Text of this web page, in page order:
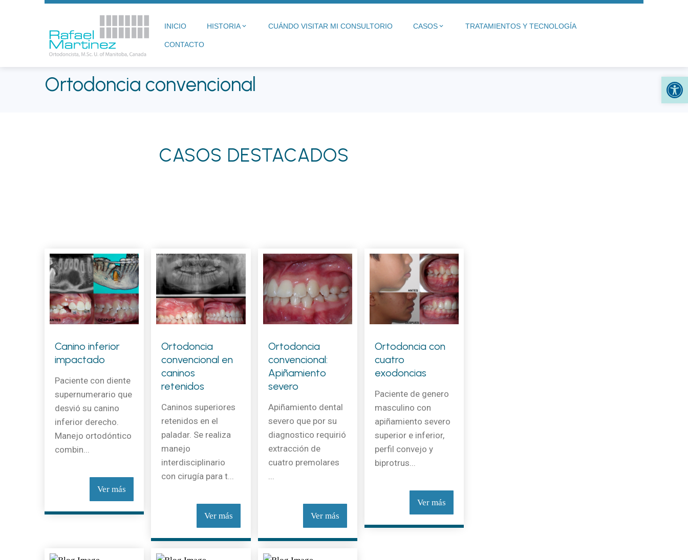
INICIO HISTORIA CUÁNDO VISITAR MI CONSULTORIO CASOS TRATAMIENTOS Y TECNOLOGÍA
CONTACTO
Ortodoncia convencional
CASOS DESTACADOS​
Canino inferior
impactado
Paciente con diente
supernumerario que
desvió su canino
inferior derecho.
Manejo ortodóntico
combin...
Ver más
Ortodoncia
convencional en
caninos
retenidos
Caninos superiores
retenidos en el
paladar. Se realiza
manejo
interdisciplinario
con cirugía para t...
Ver más
Ortodoncia
convencional:
Apiñamiento
severo
Apiñamiento dental
severo que por su
diagnostico requirió
extracción de
cuatro premolares
Ver más
Ortodoncia con
cuatro
exodoncias
Paciente de genero
masculino con
apiñamiento severo
superior e inferior,
perfil convejo y
biprotrus...
Ver más